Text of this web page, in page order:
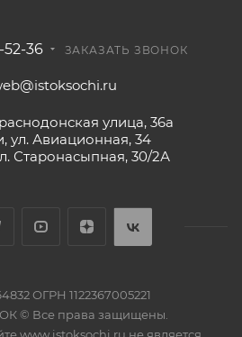
52-36 ЗАКАЗАТЬ ЗВОНОК
улица, 36а
ул. Авиационная, 34
Старонасыпная, 30/2А
ОГРН 1122367005221
© Все права защищены.